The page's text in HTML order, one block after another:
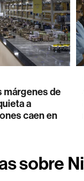
márgenes de
a
caen en
sobre